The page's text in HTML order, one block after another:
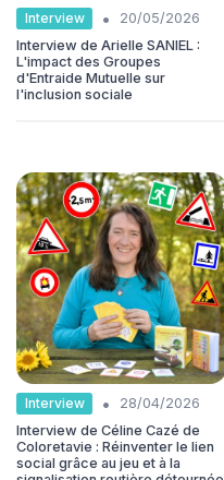
Interview •
20/05/2026
Interview de Arielle SANIEL :
L'impact des Groupes
d'Entraide Mutuelle sur
l'inclusion sociale
Interview •
28/04/2026
Interview de Céline Cazé de
Coloretavie : Réinventer le lien
social grâce au jeu et à la